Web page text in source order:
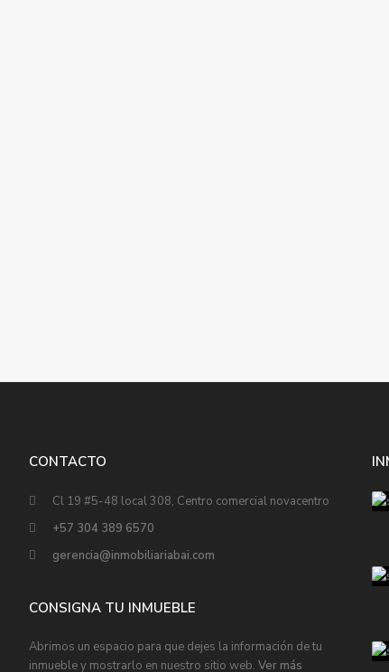
CONTACTO
Cl 19 #5-48 local 308, Centro comercial novacentro
+57 304 389 6570
gerencia@inmobiliariabai.com
CONSIGNA TU INMUEBLE
Abrimos un espacio para que dejes la información de tu
inmueble y mostrarlo en nuestro sitio web. Ver más